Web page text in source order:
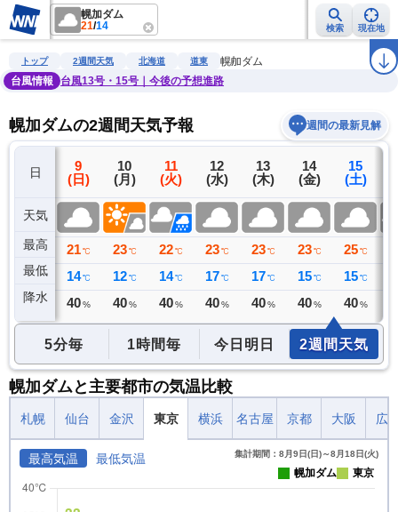
幌加ダム
21/14 検索 現在地
雨雲レーダー 台風情報 地震情報 警報・注意報 ラ
トップ 2週間天気 北海道 道東
幌加ダム
台風情報
台風13号・15号｜今後の予想進路
幌加ダムの2週間天気予報 週間の最新見解
日
天気
最高
最低
降水
8
(土)
27 ℃
16 ℃
3 ミリ
9
(日)
21 ℃
14 ℃
40 %
10
(月)
23 ℃
12 ℃
40 %
11
(火)
22 ℃
14 ℃
40 %
12
(水)
23 ℃
17 ℃
40 %
13
(木)
23 ℃
17 ℃
40 %
14
(金)
23 ℃
15 ℃
40 %
15
(土)
25 ℃
15 ℃
40 %
5分毎 1時間毎 今日明日 2週間天気
幌加ダムと主要都市の気温比較
札幌 仙台 金沢 東京 横浜 名古屋 京都 大阪 広
最高気温 最低気温 集計期間：8月9日(日)～8月18日(火)
幌加ダム 東京